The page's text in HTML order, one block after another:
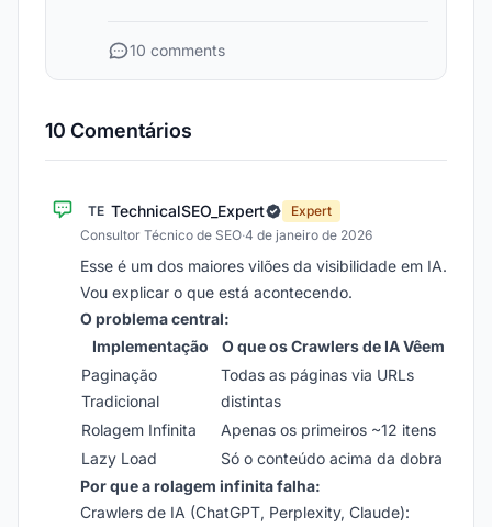
10 comments
10 Comentários
TE TechnicalSEO_Expert
Expert
Consultor Técnico de SEO·4 de janeiro de 2026
Esse é um dos maiores vilões da visibilidade em IA.
Vou explicar o que está acontecendo.
O problema central:
Implementação
O que os Crawlers de IA Vêem
Paginação
Tradicional
Todas as páginas via URLs
distintas
Rolagem Infinita
Apenas os primeiros ~12 itens
Lazy Load
Só o conteúdo acima da dobra
Por que a rolagem infinita falha:
Crawlers de IA (ChatGPT, Perplexity, Claude):